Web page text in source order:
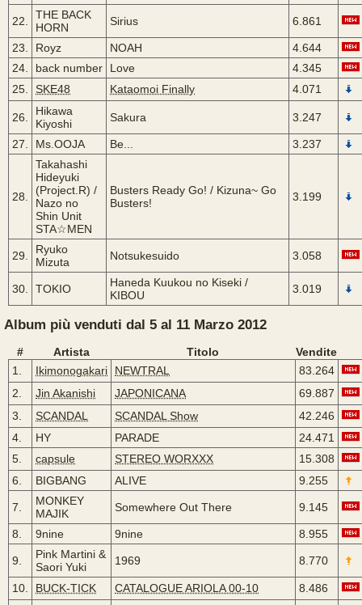
22.
THE BACK
HORN
Sirius 6.861
23. Royz NOAH
4.644
24.
back number Love
4.345
25.
SKE48 Kataomoi Finally 4.071
26.
Hikawa
Kiyoshi
Sakura 3.247
27. Ms.OOJA Be... 3.237
28.
Takahashi
Hideyuki
(Project.R) /
Nazo no
Shin Unit
STA☆MEN
Busters Ready Go! / Kizuna~ Go
Busters!
3.199
29.
Ryuko
Mizuta
Notsukesuido 3.058
30. TOKIO
Haneda Kuukou no Kiseki /
KIBOU
3.019
Album più venduti dal 5 al 11 Marzo 2012
# Artista Titolo
Vendite
1.
Ikimonogakari NEWTRAL
83.264
2.
Jin Akanishi JAPONICANA
69.887
3.
SCANDAL SCANDAL Show
42.246
4.
HY PARADE
24.471
5.
capsule STEREO WORXXX
15.308
6.
BIGBANG ALIVE 9.255
7.
MONKEY
MAJIK
Somewhere Out There 9.145
8. 9nine 9nine 8.955
9.
Pink Martini &
Saori Yuki
1969 8.770
10. BUCK-TICK CATALOGUE ARIOLA 00-10 8.486